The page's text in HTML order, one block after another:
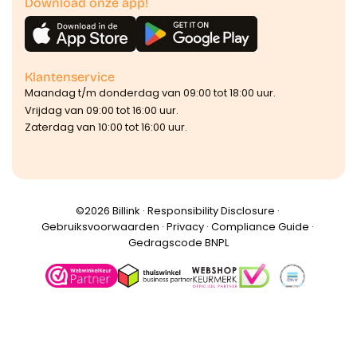
Klantenservice
Maandag t/m donderdag van 09:00 tot 18:00 uur.
Vrijdag van 09:00 tot 16:00 uur.
Zaterdag van 10:00 tot 16:00 uur.
©️2026 Billink · Responsibility Disclosure ·
Gebruiksvoorwaarden · Privacy· Compliance Guide ·
Gedragscode BNPL